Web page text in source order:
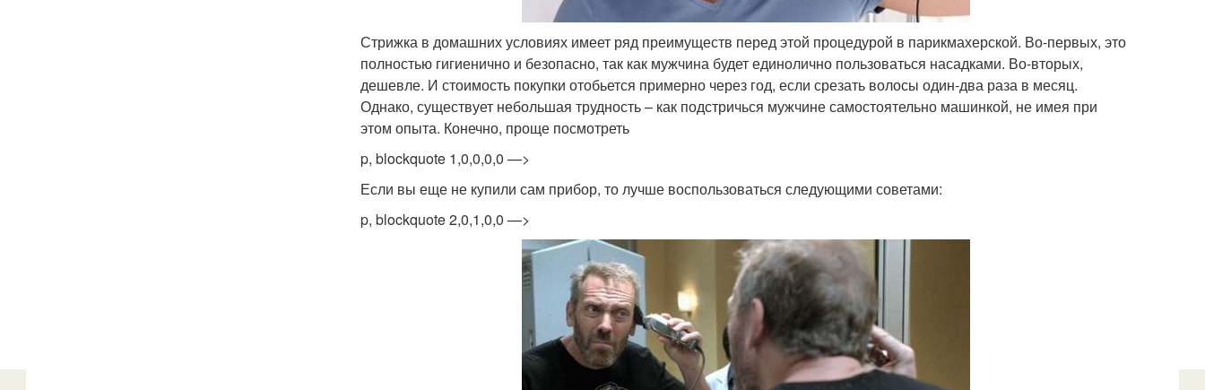
Стрижка в домашних условиях имеет ряд преимуществ перед этой процедурой в парикмахерской. Во-первых, это
полностью гигиенично и безопасно, так как мужчина будет единолично пользоваться насадками. Во-вторых,
дешевле. И стоимость покупки отобьется примерно через год, если срезать волосы один-два раза в месяц.
Однако, существует небольшая трудность – как подстричься мужчине самостоятельно машинкой, не имея при
этом опыта. Конечно, проще посмотреть
p, blockquote 1,0,0,0,0 —>
Если вы еще не купили сам прибор, то лучше воспользоваться следующими советами:
p, blockquote 2,0,1,0,0 —>